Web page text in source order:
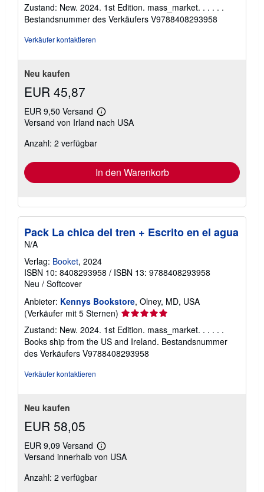
von
5
Zustand: New. 2024. 1st Edition. mass_market. . . . . .
Bestandsnummer des Verkäufers V9788408293958
Verkäufer kontaktieren
Neu kaufen
EUR 45,87
EUR 9,50 Versand
Weitere
Informationen
Versand von Irland nach USA
Anzahl: 2 verfügbar
In den Warenkorb
Pack La chica del tren + Escrito en el agua
N/A
Verlag: Booket, 2024
ISBN 10: 8408293958 / ISBN 13: 9788408293958
Neu / Softcover
Anbieter: Kennys Bookstore, Olney, MD, USA
(Verkäufer mit 5 Sternen) Verkäuferbewertung
5
von
5
Sternen
Zustand: New. 2024. 1st Edition. mass_market. . . . . .
Books ship from the US and Ireland. Bestandsnummer
des Verkäufers V9788408293958
Verkäufer kontaktieren
Neu kaufen
EUR 58,05
EUR 9,09 Versand
Weitere
Informationen
Versand innerhalb von USA
Anzahl: 2 verfügbar